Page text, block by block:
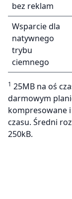
bez reklam
Wsparcie dla
natywnego
trybu
ciemnego
1 25MB na oś
darmowym
kompresowane i
czasu. Średni
250kB.